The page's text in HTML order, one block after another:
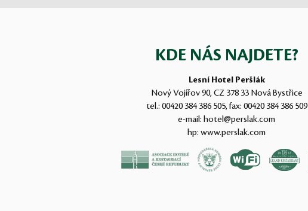
KDE NÁS NAJDETE?
Lesní Hotel Peršlák
Nový Vojířov 90, CZ 378 33 Nová Bystřice
tel.: 00420 384 386 505, fax: 00420 384 386 509
e-mail: hotel@perslak.com
hp: www.perslak.com